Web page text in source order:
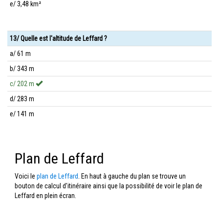
e/ 3,48 km²
13/ Quelle est l'altitude de Leffard ?
a/ 61 m
b/ 343 m
c/ 202 m
d/ 283 m
e/ 141 m
Plan de Leffard
Voici le plan de Leffard
. En haut à gauche du plan se trouve un
bouton de calcul d'itinéraire ainsi que la possibilité de voir le plan de
Leffard en plein écran.